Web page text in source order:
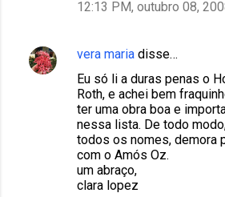
12:13 PM, outubro 08,
vera maria disse…
Eu só li a duras penas o
Roth, e achei bem
ter uma obra boa e
nessa lista. De todo
todos os nomes, demora
com o Amós Oz.
um abraço,
clara lopez